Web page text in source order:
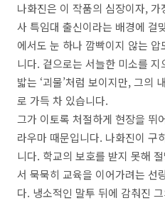
나화진은 이 작품의 심장이자, 가
사 특임대 출신이라는 배경에 걸
에서도 눈 하나 깜빡이지 않는
니다. 겉으로는 서늘한 미소를
밟는 ‘괴물’처럼 보이지만, 그의
로 가득 차 있습니다.
그가 이토록 처절하게 현장을 뛰
라우마 때문입니다. 나화진이 구
니다. 학교의 보호를 받지 못해
서 묵묵히 교육을 이어가려는 선
다. 냉소적인 말투 뒤에 감춰진